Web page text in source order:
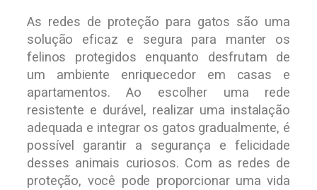
As redes de proteção para gatos são uma
solução eficaz e segura para manter os
felinos protegidos enquanto desfrutam de
um ambiente enriquecedor em casas e
apartamentos. Ao escolher uma rede
resistente e durável, realizar uma instalação
adequada e integrar os gatos gradualmente, é
possível garantir a segurança e felicidade
desses animais curiosos. Com as redes de
proteção, você pode proporcionar uma vida